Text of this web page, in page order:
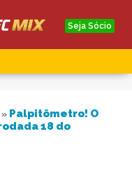
Seja Sócio
» Palpitômetro! O
18 do